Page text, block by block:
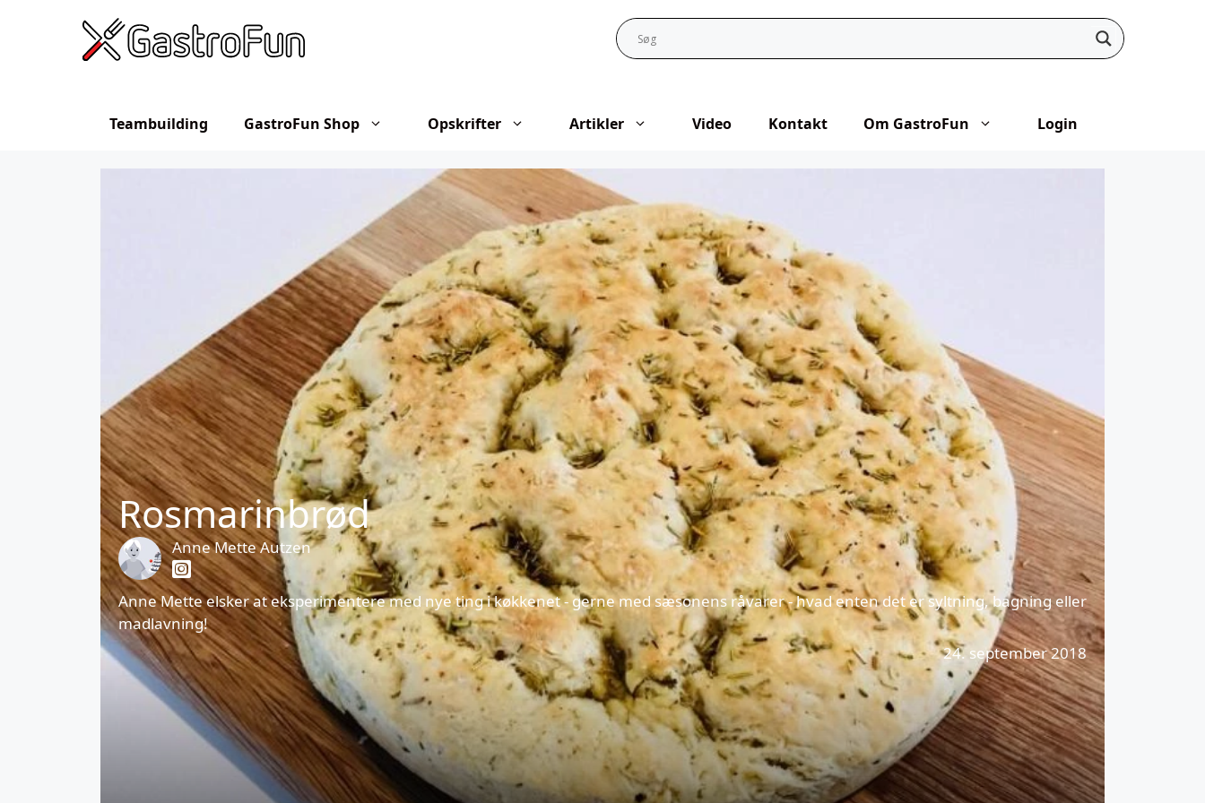
Teambuilding GastroFun Shop Opskrifter Artikler Video Kontakt Om GastroFun Login
Rosmarinbrød
Anne Mette Autzen
Anne Mette elsker at eksperimentere med nye ting i køkkenet - gerne med sæsonens råvarer - hvad enten det er syltning, bagning eller
madlavning!
24. september 2018